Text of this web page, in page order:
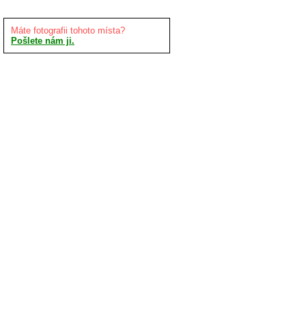
Máte fotografii tohoto místa?
Pošlete nám ji.